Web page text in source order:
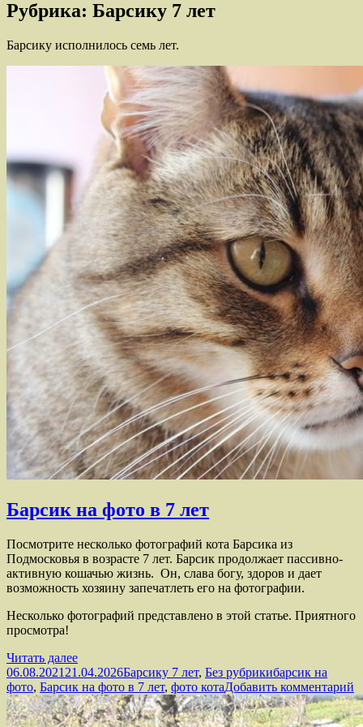
Рубрика: Барсику 7 лет
Барсику исполнилось семь лет.
Барсик на фото в 7 лет
Посмотрите несколько фотографий кота Барсика из
Подмосковья в возрасте 7 лет. Барсик продолжает пассивно-
активную кошачью жизнь. Он, слава богу, здоров и дает
возможность хозяину запечатлеть его на фотографии.
Несколько фотографий представлено в этой статье. Приятного
просмотра!
Читать далееБарсик
на
фото
в
7
Опубликовано
06.08.2021 21.04.2026Рубрики
Барсику 7 лет, Без рубрикиМетки
барсик на
фото, Барсик на фото в 7 лет, фото котаДобавить комментарий